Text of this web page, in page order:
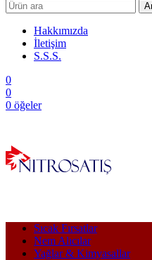
Hakkımızda
İletişim
S.S.S.
0
0
0 öğeler
Sıcak Fırsatlar
Nem Alıcılar
Yağlar & Kimyasallar